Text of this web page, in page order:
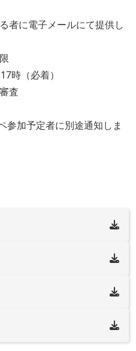
に電子メールにて提供し
時（必着）
査
加予定者に別途通知しま